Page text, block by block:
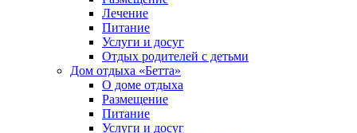
Лечение
Питание
Услуги и досуг
Отдых родителей с детьми
Дом отдыха «Бетта»
О доме отдыха
Размещение
Питание
Услуги и досуг